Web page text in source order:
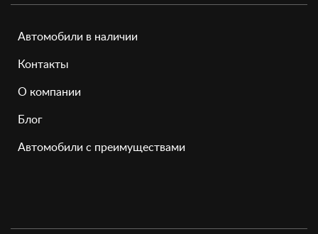
Автомобили в наличии
Контакты
О компании
Блог
Автомобили с преимуществами